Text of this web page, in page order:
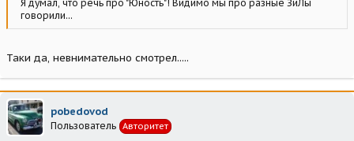
Я думал, что речь про "Юность"! Видимо мы про разные ЗиЛы
говорили...
Таки да, невнимательно смотрел.....
pobedovod
Пользователь Авторитет